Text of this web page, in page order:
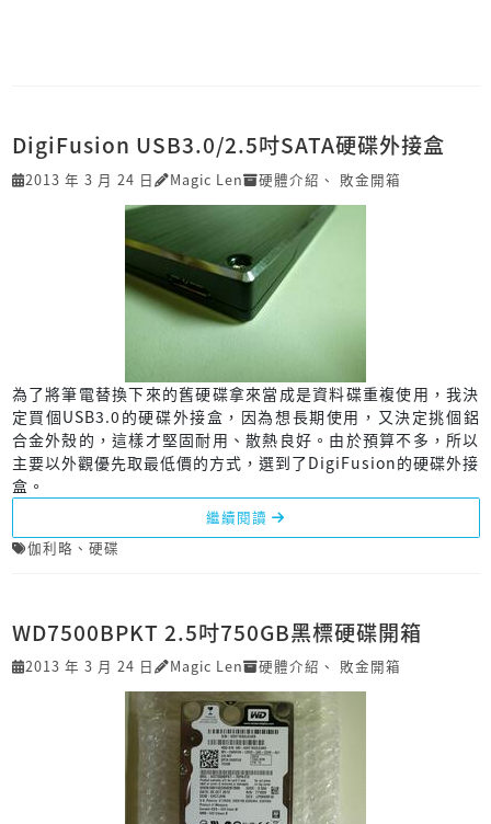
DigiFusion USB3.0/2.5吋SATA硬碟外接盒
2013 年 3 月 24 日 Magic Len 硬體介紹 、 敗金開箱
為了將筆電替換下來的舊硬碟拿來當成是資料碟重複使用，我決
定買個USB3.0的硬碟外接盒，因為想長期使用，又決定挑個鋁
合金外殼的，這樣才堅固耐用、散熱良好。由於預算不多，所以
主要以外觀優先取最低價的方式，選到了DigiFusion的硬碟外接
盒。
繼續閱讀
伽利略 、 硬碟
WD7500BPKT 2.5吋750GB黑標硬碟開箱
2013 年 3 月 24 日 Magic Len 硬體介紹 、 敗金開箱